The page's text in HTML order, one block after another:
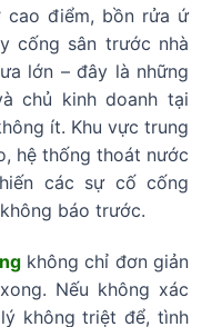
cao điểm, bồn rửa ứ
cống sân trước nhà
lớn – đây là những
chủ kinh doanh tại
ít. Khu vực trung
hệ thống thoát nước
các sự cố cống
báo trước.
không chỉ đơn giản
Nếu không xác
không triệt để, tình